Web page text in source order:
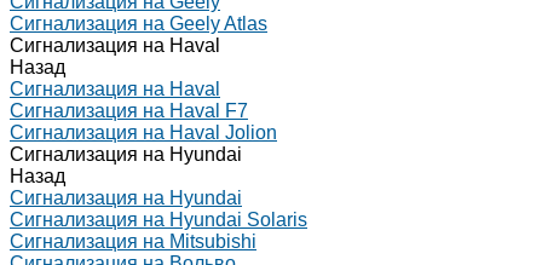
Сигнализация на Geely Atlas
Сигнализация на Haval
Назад
Сигнализация на Haval
Сигнализация на Haval F7
Сигнализация на Haval Jolion
Сигнализация на Hyundai
Назад
Сигнализация на Hyundai
Сигнализация на Hyundai Solaris
Сигнализация на Mitsubishi